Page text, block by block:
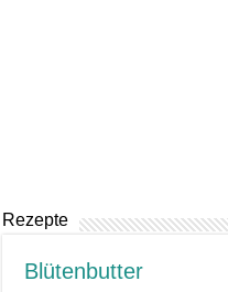
Rezepte
Blütenbutter